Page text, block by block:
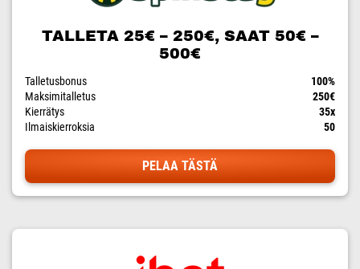
TALLETA 25€ – 250€, SAAT 50€ –
500€
Talletusbonus
100%
Maksimitalletus
250€
Kierrätys
35x
Ilmaiskierroksia
50
PELAA TÄSTÄ